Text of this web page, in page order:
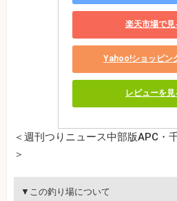
楽天市場で見
Yahoo!ショッピン
レビューを見
＜週刊つりニュース中部版APC・
＞
▼この釣り場について